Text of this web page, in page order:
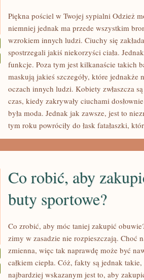
Piękna pościel w Twojej sypialni Odzież
niemniej jednak ma przede wszystkim
wzrokiem innych ludzi. Ciuchy się
spostrzegali jakiś niekorzyści ciała.
funkcje. Poza tym jest kilkanaście takich
maskują jakieś szczegóły, które jednakże
oczach innych ludzi. Kobiety zwłaszcza
czas, kiedy zakrywały ciuchami
była moda. Jednak jak zawsze, jest to
tym roku powróciły do łask fatałaszki,
Co robić, aby
buty sportowe?
Co zrobić, aby móc taniej zakupić
zimy w zasadzie nie rozpieszczają. Choć
zmienna, więc tak naprawdę może być
całkiem ciepła. Cóż, fakty są jednak
najbardziej wskazanym jest to, aby